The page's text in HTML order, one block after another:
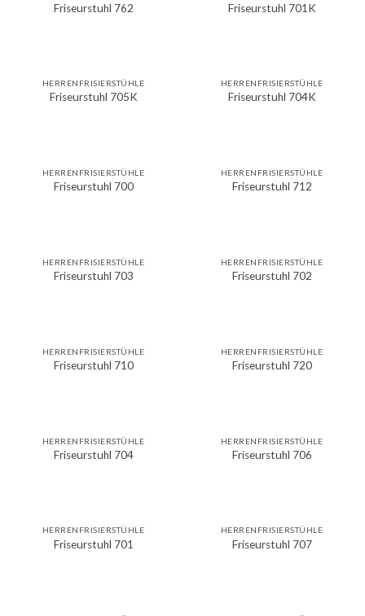
Friseurstuhl 762 Friseurstuhl 701K
HERRENFRISIERSTÜHLE
Friseurstuhl 705K
HERRENFRISIERSTÜHLE
Friseurstuhl 704K
HERRENFRISIERSTÜHLE
Friseurstuhl 700
HERRENFRISIERSTÜHLE
Friseurstuhl 712
HERRENFRISIERSTÜHLE
Friseurstuhl 703
HERRENFRISIERSTÜHLE
Friseurstuhl 702
HERRENFRISIERSTÜHLE
Friseurstuhl 710
HERRENFRISIERSTÜHLE
Friseurstuhl 720
HERRENFRISIERSTÜHLE
Friseurstuhl 704
HERRENFRISIERSTÜHLE
Friseurstuhl 706
HERRENFRISIERSTÜHLE
Friseurstuhl 701
HERRENFRISIERSTÜHLE
Friseurstuhl 707